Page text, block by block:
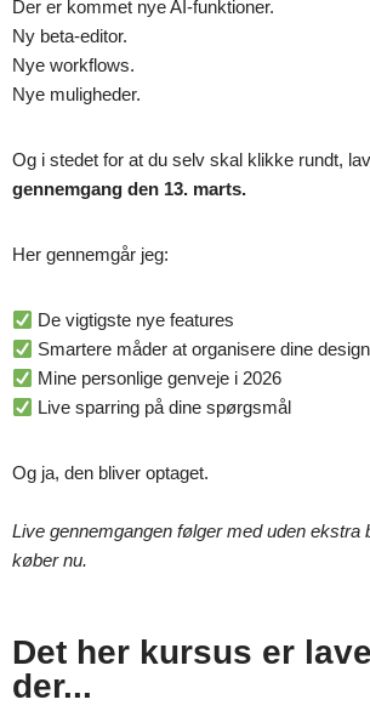
Der er kommet nye AI-funktioner.
Ny beta-editor.
Nye workflows.
Nye muligheder.
Og i stedet for at du selv skal klikke rundt,
gennemgang den 13. marts.
Her gennemgår jeg:
De vigtigste nye features
Smartere måder at organisere dine
Mine personlige genveje i 2026
Live sparring på dine spørgsmål
Og ja, den bliver optaget.
Live gennemgangen følger med uden ekstra
køber nu.
Det her kursus er
der...